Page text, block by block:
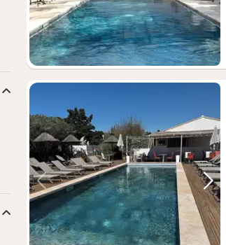
Vorige foto